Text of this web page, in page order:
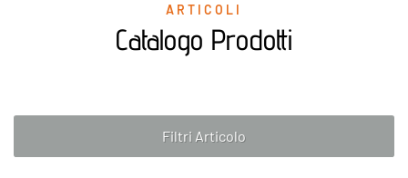
ARTICOLI
Catalogo Prodotti
Filtri Articolo